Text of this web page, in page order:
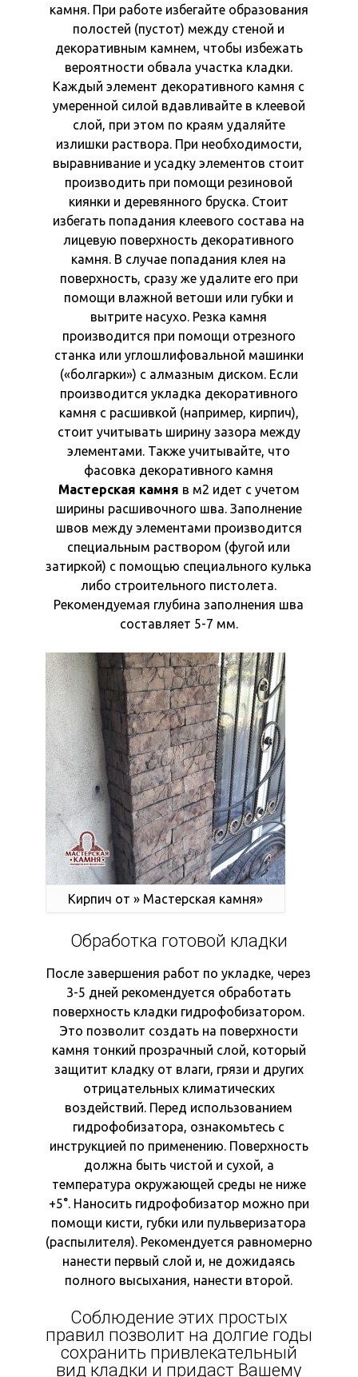
камня. При работе избегайте образования
полостей (пустот) между стеной и
декоративным камнем, чтобы избежать
вероятности обвала участка кладки.
Каждый элемент декоративного камня с
умеренной силой вдавливайте в клеевой
слой, при этом по краям удаляйте
излишки раствора. При необходимости,
выравнивание и усадку элементов стоит
производить при помощи резиновой
киянки и деревянного бруска. Стоит
избегать попадания клеевого состава на
лицевую поверхность декоративного
камня. В случае попадания клея на
поверхность, сразу же удалите его при
помощи влажной ветоши или губки и
вытрите насухо. Резка камня
производится при помощи отрезного
станка или углошлифовальной машинки
(«болгарки») с алмазным диском. Если
производится укладка декоративного
камня с расшивкой (например, кирпич),
стоит учитывать ширину зазора между
элементами. Также учитывайте, что
фасовка декоративного камня
Мастерская камня в м2 идет с учетом
ширины расшивочного шва. Заполнение
швов между элементами производится
специальным раствором (фугой или
затиркой) с помощью специального кулька
либо строительного пистолета.
Рекомендуемая глубина заполнения шва
составляет 5-7 мм.
Кирпич от » Мастерская камня»
Обработка готовой кладки
После завершения работ по укладке, через
3-5 дней рекомендуется обработать
поверхность кладки гидрофобизатором.
Это позволит создать на поверхности
камня тонкий прозрачный слой, который
защитит кладку от влаги, грязи и других
отрицательных климатических
воздействий. Перед использованием
гидрофобизатора, ознакомьтесь с
инструкцией по применению. Поверхность
должна быть чистой и сухой, а
температура окружающей среды не ниже
+5°. Наносить гидрофобизатор можно при
помощи кисти, губки или пульверизатора
(распылителя). Рекомендуется равномерно
нанести первый слой и, не дожидаясь
полного высыхания, нанести второй.
Соблюдение этих простых
правил позволит на долгие годы
сохранить привлекательный
вид кладки и придаст Вашему